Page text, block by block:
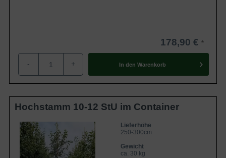
178,90 €
- + In den Warenkorb
Hochstamm 10-12 StU im Container
Lieferhöhe
250-300cm
Gewicht
ca. 30 kg